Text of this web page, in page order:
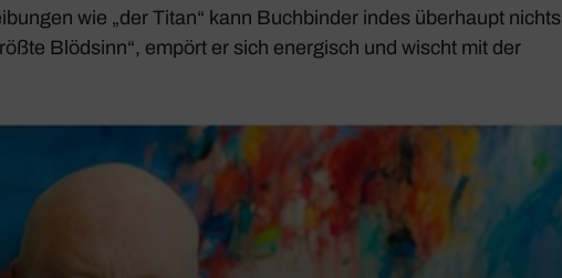
wie „der Titan“ kann Buch­binder indes über­haupt nichts
Blöd­sinn“, empört er sich ener­gisch und wischt mit der